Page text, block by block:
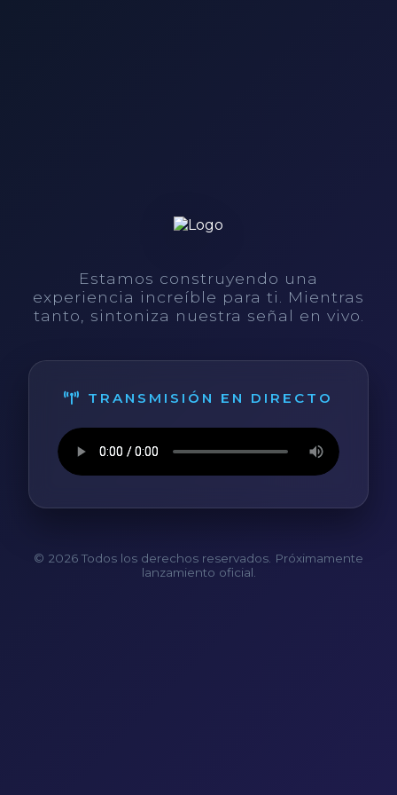
Estamos construyendo una
experiencia increíble para ti. Mientras
tanto, sintoniza nuestra señal en vivo.
TRANSMISIÓN EN DIRECTO
© 2026 Todos los derechos reservados. Próximamente
lanzamiento oficial.